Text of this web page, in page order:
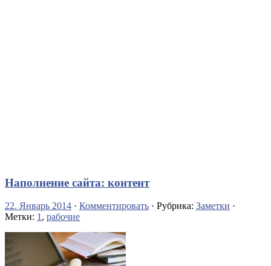
Наполнение сайта: контент
22. Январь 2014 · Комментировать · Рубрика: Заметки ·
Метки: 1, рабочие